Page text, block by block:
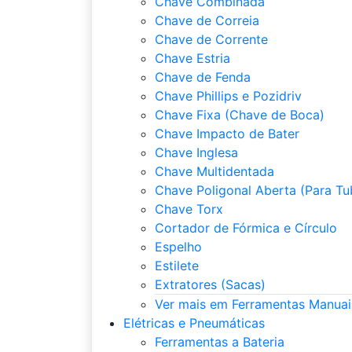
Chave de Correia
Chave de Corrente
Chave Estria
Chave de Fenda
Chave Phillips e Pozidriv
Chave Fixa (Chave de Boca)
Chave Impacto de Bater
Chave Inglesa
Chave Multidentada
Chave Poligonal Aberta (Para
Chave Torx
Cortador de Fórmica e Círculo
Espelho
Estilete
Extratores (Sacas)
Ver mais em Ferramentas
Elétricas e Pneumáticas
Ferramentas a Bateria